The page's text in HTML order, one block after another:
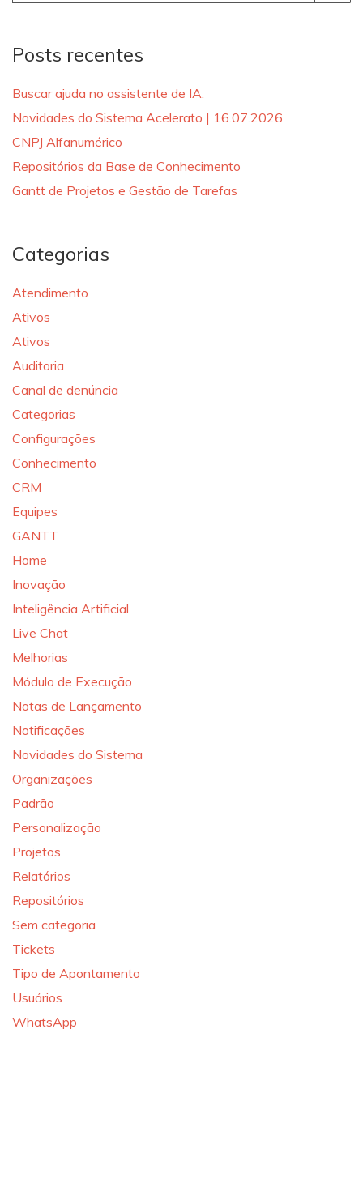
for:
Posts recentes
Buscar ajuda no assistente de IA.
Novidades do Sistema Acelerato | 16.07.2026
CNPJ Alfanumérico
Repositórios da Base de Conhecimento
Gantt de Projetos e Gestão de Tarefas
Categorias
Atendimento
Ativos
Ativos
Auditoria
Canal de denúncia
Categorias
Configurações
Conhecimento
CRM
Equipes
GANTT
Home
Inovação
Inteligência Artificial
Live Chat
Melhorias
Módulo de Execução
Notas de Lançamento
Notificações
Novidades do Sistema
Organizações
Padrão
Personalização
Projetos
Relatórios
Repositórios
Sem categoria
Tickets
Tipo de Apontamento
Usuários
WhatsApp